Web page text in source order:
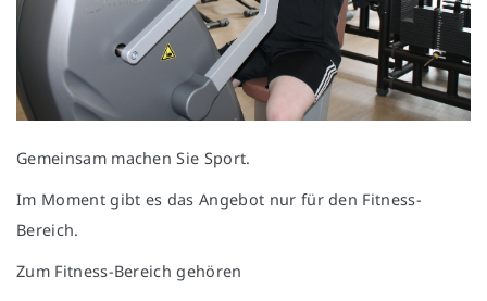
Gemeinsam machen Sie Sport.
Im Moment gibt es das Angebot nur für den Fitness-
Bereich.
Zum Fitness-Bereich gehören